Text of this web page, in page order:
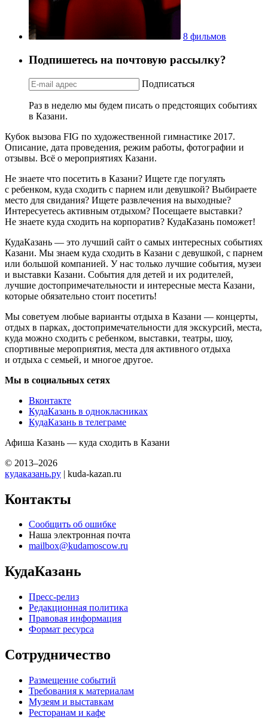
8 фильмов
Подпишетесь на почтовую рассылку?
Подписаться
Раз в неделю мы будем писать о предстоящих событиях
в Казани.
Кубок вызова FIG по художественной гимнастике 2017.
Описание, дата проведения, режим работы, фотографии и
отзывы. Всё о мероприятиях Казани.
Не знаете что посетить в Казани? Ищете где погулять
с ребенком, куда сходить с парнем или девушкой? Выбираете
место для свидания? Ищете развлечения на выходные?
Интересуетесь активным отдыхом? Посещаете выставки?
Не знаете куда сходить на корпоратив? КудаКазань поможет!
КудаКазань — это лучший сайт о самых интересных событиях
Казани. Мы знаем куда сходить в Казани с девушкой, с парнем
или большой компанией. У нас только лучшие события, музеи
и выставки Казани. События для детей и их родителей,
лучшие достопримечательности и интересные места Казани,
которые обязательно стоит посетить!
Мы советуем любые варианты отдыха в Казани — концерты,
отдых в парках, достопримечательности для экскурсий, места,
куда можно сходить с ребенком, выставки, театры, шоу,
спортивные мероприятия, места для активного отдыха
и отдыха с семьей, и многое другое.
Мы в социальных сетях
Вконтакте
КудаКазань в однокласниках
КудаКазань в телеграме
Афиша Казань — куда сходить в Казани
© 2013–2026
кудаказань.ру | kuda-kazan.ru
Контакты
Сообщить об ошибке
Наша электронная почта
mailbox@kudamoscow.ru
КудаКазань
Пресс-релиз
Редакционная политика
Правовая информация
Формат ресурса
Сотрудничество
Размещение событий
Требования к материалам
Музеям и выставкам
Ресторанам и кафе